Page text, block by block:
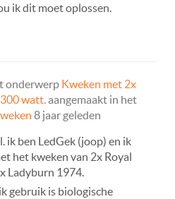
ik dit moet oplossen.
onderwerp Kweken met 2x
watt. aangemaakt in het
8 jaar geleden
ik ben LedGek (joop) en ik
het kweken van 2x Royal
Ladyburn 1974.
gebruik is biologische